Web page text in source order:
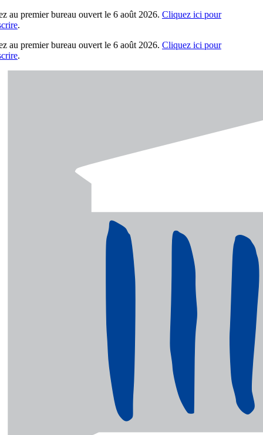
au premier bureau ouvert le 6 août 2026.Cliquez ici pour
.
au premier bureau ouvert le 6 août 2026.Cliquez ici pour
.